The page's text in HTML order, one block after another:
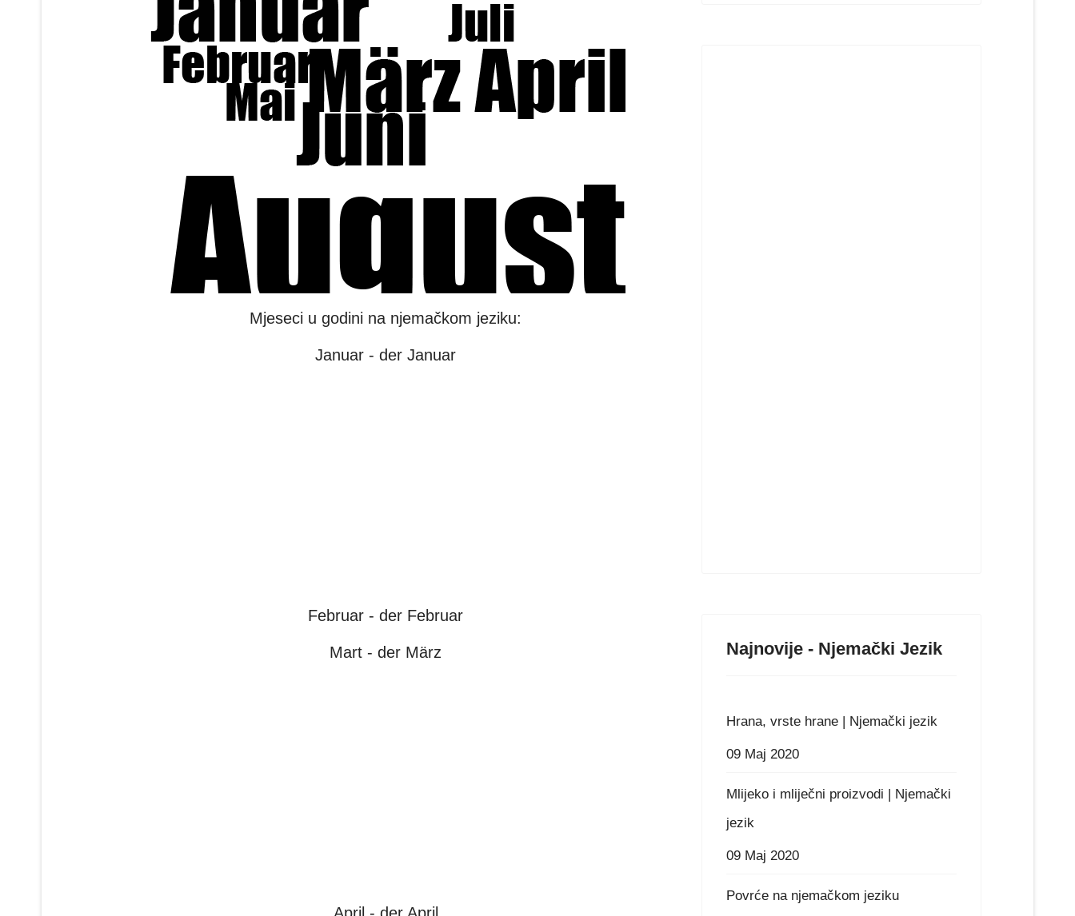
Mjeseci u godini na njemačkom jeziku:
Januar - der Januar
Februar - der Februar
Mart - der März Najnovije - Njemački Jezik
Hrana, vrste hrane | Njemački jezik
09 Maj 2020
Mlijeko i mliječni proizvodi | Njemački
jezik
09 Maj 2020
Povrće na njemačkom jeziku